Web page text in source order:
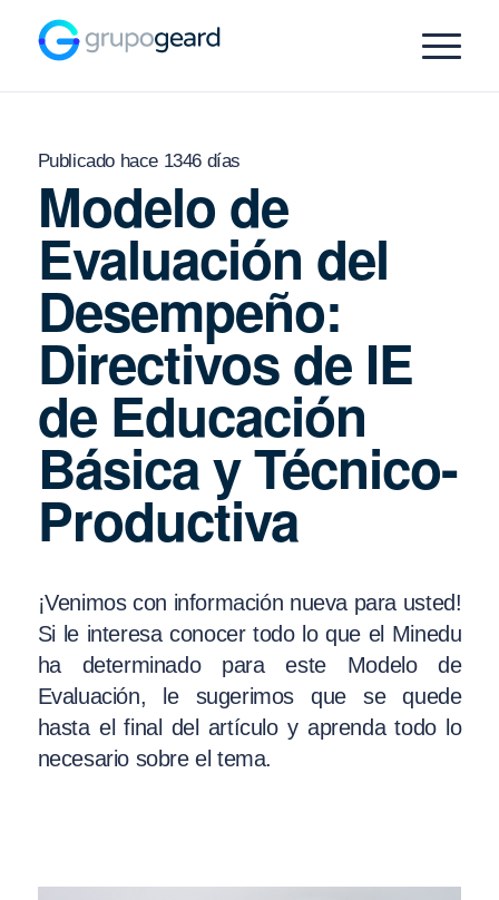
Publicado hace 1346 días
Modelo de
Evaluación del
Desempeño:
Directivos de IE
de Educación
Básica y Técnico-
Productiva
¡Venimos con información nueva para usted!
Si le interesa conocer todo lo que el Minedu
ha determinado para este Modelo de
Evaluación, le sugerimos que se quede
hasta el final del artículo y aprenda todo lo
necesario sobre el tema.